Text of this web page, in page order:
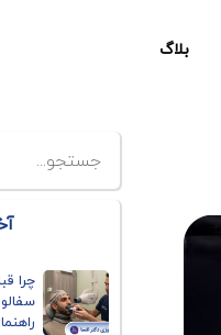
بلاگ
چرا